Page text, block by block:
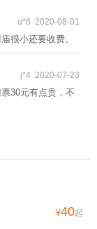
u*6 2020-08-01
很小还要收费。
j*4 2020-07-23
30元有点贵，不
¥40起